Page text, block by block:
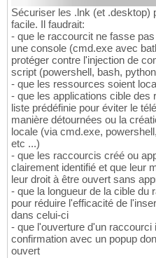
Sécuriser les .lnk (et .desktop)
facile. Il faudrait:
- que le raccourcit ne fasse
une console (cmd.exe avec
protéger contre l'injection de
script (powershell, bash,
- que les ressources soient
- que les applications cible
liste prédéfinie pour éviter le
manière détournées ou la
locale (via cmd.exe,
etc ...)
- que les raccourcis créé ou
clairement identifié et que leur
leur droit à être ouvert sans
- que la longueur de la cible du
pour réduire l'efficacité de
dans celui-ci
- que l'ouverture d'un raccourci
confirmation avec un popup
ouvert